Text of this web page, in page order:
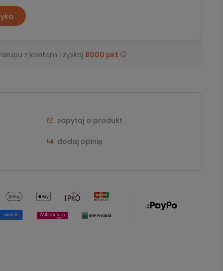
z kontem i zyskaj 8000 pkt
zapytaj o produkt
dodaj opinię